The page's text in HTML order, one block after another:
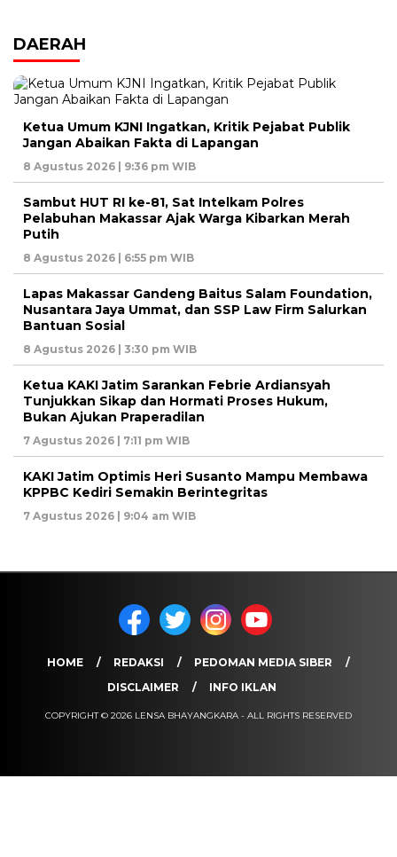
DAERAH
Ketua Umum KJNI Ingatkan, Kritik Pejabat Publik
Jangan Abaikan Fakta di Lapangan
8 Agustus 2026 | 9:36 pm WIB
Sambut HUT RI ke-81, Sat Intelkam Polres
Pelabuhan Makassar Ajak Warga Kibarkan Merah
Putih
8 Agustus 2026 | 6:55 pm WIB
Lapas Makassar Gandeng Baitus Salam Foundation,
Nusantara Jaya Ummat, dan SSP Law Firm Salurkan
Bantuan Sosial
8 Agustus 2026 | 3:30 pm WIB
Ketua KAKI Jatim Sarankan Febrie Ardiansyah
Tunjukkan Sikap dan Hormati Proses Hukum,
Bukan Ajukan Praperadilan
7 Agustus 2026 | 7:11 pm WIB
KAKI Jatim Optimis Heri Susanto Mampu Membawa
KPPBC Kediri Semakin Berintegritas
7 Agustus 2026 | 9:04 am WIB
HOME REDAKSI
PEDOMAN MEDIA SIBER
DISCLAIMER
INFO IKLAN
COPYRIGHT © 2026 LENSA BHAYANGKARA - ALL RIGHTS RESERVED